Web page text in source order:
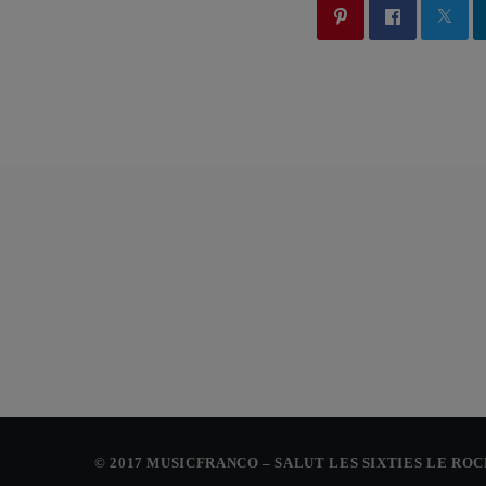
© 2017 MUSICFRANCO – SALUT LES SIXTIES LE